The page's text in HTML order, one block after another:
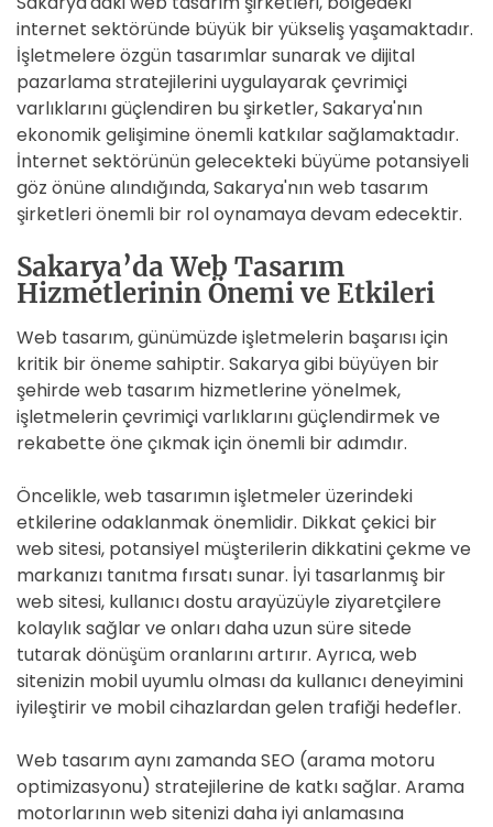
internet sektöründe büyük bir yükseliş yaşamaktadır.
İşletmelere özgün tasarımlar sunarak ve dijital
pazarlama stratejilerini uygulayarak çevrimiçi
varlıklarını güçlendiren bu şirketler, Sakarya'nın
ekonomik gelişimine önemli katkılar sağlamaktadır.
İnternet sektörünün gelecekteki büyüme potansiyeli
göz önüne alındığında, Sakarya'nın web tasarım
şirketleri önemli bir rol oynamaya devam edecektir.
Sakarya’da Web Tasarım
Hizmetlerinin Önemi ve Etkileri
Web tasarım, günümüzde işletmelerin başarısı için
kritik bir öneme sahiptir. Sakarya gibi büyüyen bir
şehirde web tasarım hizmetlerine yönelmek,
işletmelerin çevrimiçi varlıklarını güçlendirmek ve
rekabette öne çıkmak için önemli bir adımdır.
Öncelikle, web tasarımın işletmeler üzerindeki
etkilerine odaklanmak önemlidir. Dikkat çekici bir
web sitesi, potansiyel müşterilerin dikkatini çekme ve
markanızı tanıtma fırsatı sunar. İyi tasarlanmış bir
web sitesi, kullanıcı dostu arayüzüyle ziyaretçilere
kolaylık sağlar ve onları daha uzun süre sitede
tutarak dönüşüm oranlarını artırır. Ayrıca, web
sitenizin mobil uyumlu olması da kullanıcı deneyimini
iyileştirir ve mobil cihazlardan gelen trafiği hedefler.
Web tasarım aynı zamanda SEO (arama motoru
optimizasyonu) stratejilerine de katkı sağlar. Arama
motorlarının web sitenizi daha iyi anlamasına